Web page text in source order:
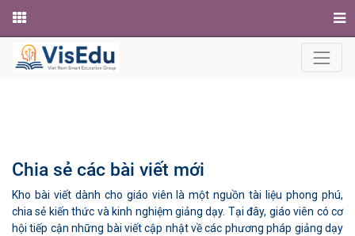
Chia sẻ các bài viết mới
Kho bài viết dành cho giáo viên là một nguồn tài liệu phong phú,
chia sẻ kiến thức và kinh nghiệm giảng dạy. Tại đây, giáo viên có cơ
hội tiếp cận những bài viết cập nhật về các phương pháp giảng dạy